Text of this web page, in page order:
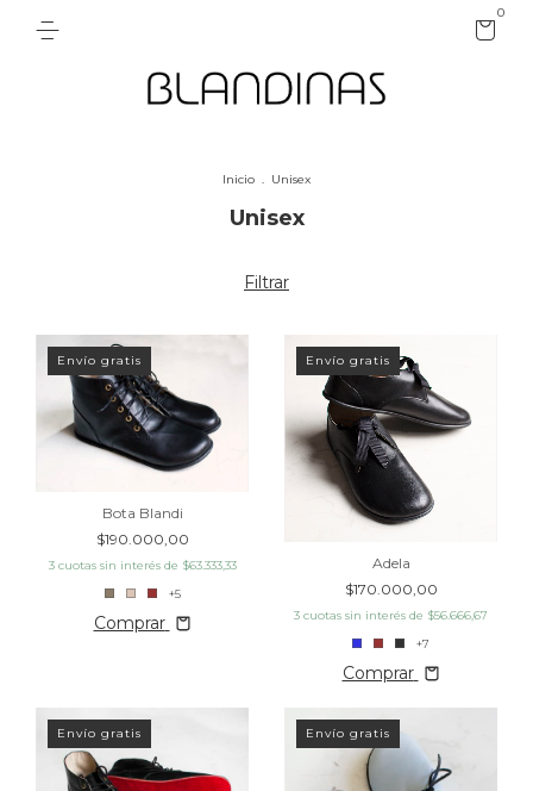
0
Inicio . Unisex
Unisex
Filtrar
Envío gratis
Bota Blandi
$190.000,00
3 cuotas sin interés de $63.333,33
+5
Comprar
Envío gratis
Adela
$170.000,00
3 cuotas sin interés de $56.666,67
+7
Comprar
Envío gratis Envío gratis